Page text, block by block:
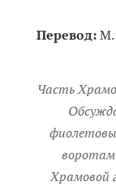
Перевод:М.
Часть
воротам
Храмовой